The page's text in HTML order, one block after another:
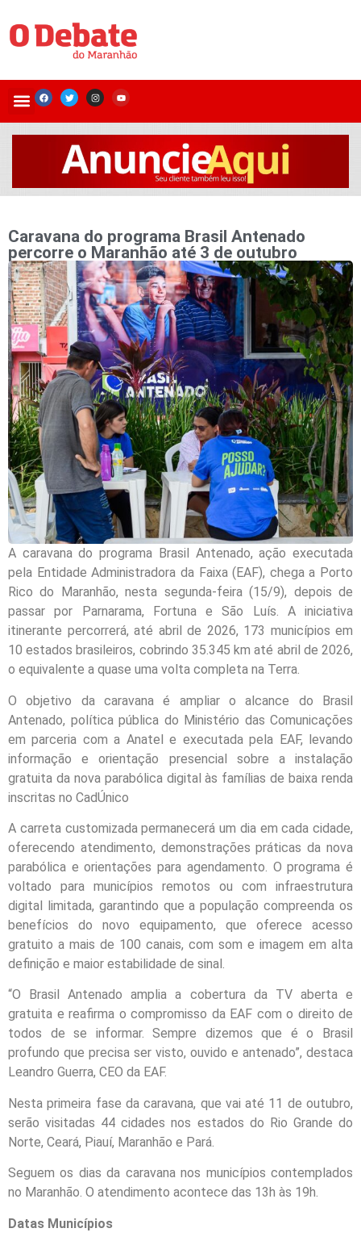
Caravana do programa Brasil Antenado
percorre o Maranhão até 3 de outubro
A caravana do programa Brasil Antenado, ação executada
pela Entidade Administradora da Faixa (EAF), chega a Porto
Rico do Maranhão, nesta segunda-feira (15/9), depois de
passar por Parnarama, Fortuna e São Luís. A iniciativa
itinerante percorrerá, até abril de 2026, 173 municípios em
10 estados brasileiros, cobrindo 35.345 km até abril de 2026,
o equivalente a quase uma volta completa na Terra.
O objetivo da caravana é ampliar o alcance do Brasil
Antenado, política pública do Ministério das Comunicações
em parceria com a Anatel e executada pela EAF, levando
informação e orientação presencial sobre a instalação
gratuita da nova parabólica digital às famílias de baixa renda
inscritas no CadÚnico
A carreta customizada permanecerá um dia em cada cidade,
oferecendo atendimento, demonstrações práticas da nova
parabólica e orientações para agendamento. O programa é
voltado para municípios remotos ou com infraestrutura
digital limitada, garantindo que a população compreenda os
benefícios do novo equipamento, que oferece acesso
gratuito a mais de 100 canais, com som e imagem em alta
definição e maior estabilidade de sinal.
“O Brasil Antenado amplia a cobertura da TV aberta e
gratuita e reafirma o compromisso da EAF com o direito de
todos de se informar. Sempre dizemos que é o Brasil
profundo que precisa ser visto, ouvido e antenado”, destaca
Leandro Guerra, CEO da EAF.
Nesta primeira fase da caravana, que vai até 11 de outubro,
serão visitadas 44 cidades nos estados do Rio Grande do
Norte, Ceará, Piauí, Maranhão e Pará.
Seguem os dias da caravana nos municípios contemplados
no Maranhão. O atendimento acontece das 13h às 19h.
Datas Municípios